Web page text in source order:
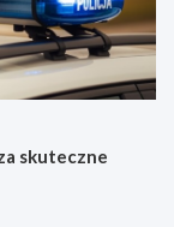
skuteczne